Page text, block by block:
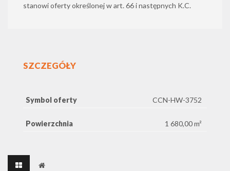
stanowi oferty określonej w art. 66 i następnych K.C.
SZCZEGÓŁY
Symbol oferty CCN-HW-3752
Powierzchnia 1 680,00 m²